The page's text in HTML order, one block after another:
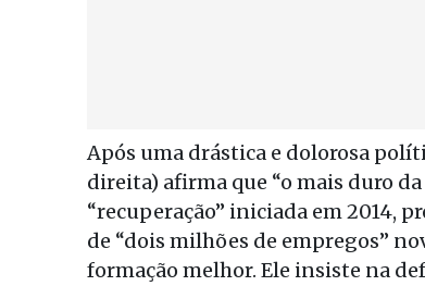
Após uma drástica e dolorosa
direita) afirma que “o mais duro
“recuperação” iniciada em 2014,
de “dois milhões de empregos”
formação melhor. Ele insiste na